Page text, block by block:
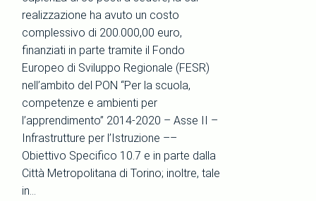
realizzazione ha avuto un costo
complessivo di 200.000,00 euro,
finanziati in parte tramite il Fondo
Europeo di Sviluppo Regionale (FESR)
nell’ambito del PON “Per la scuola,
competenze e ambienti per
l’apprendimento” 2014-2020 – Asse II –
Infrastrutture per l’Istruzione ––
Obiettivo Specifico 10.7 e in parte dalla
Città Metropolitana di Torino; inoltre, tale
in…